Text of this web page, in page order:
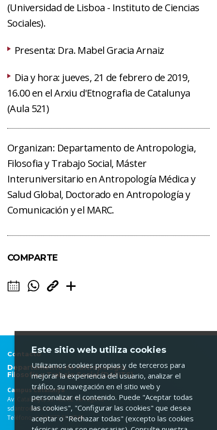
(Universidad de Lisboa - Instituto de Ciencias
Sociales).
Presenta: Dra. Mabel Gracia Arnaiz
Dia y hora: jueves, 21 de febrero de 2019,
16.00 en el Arxiu d'Etnografia de Catalunya
(Aula 521)
Organizan: Departamento de Antropologia,
Filosofia y Trabajo Social, Máster
Interuniversitario en Antropología Médica y
Salud Global, Doctorado en Antropología y
Comunicación y el MARC.
COMPARTE
Contacto
Departamento de Antropología,
Filosofía y Trabajo Social (DAFITS)
Campus Catalunya
Av. Catalunya, 35. 43002 Tarragona
sdantro@urv.cat
Teléfono: (+34) 977 559748
Este sitio web utiliza cookies
Utilizamos cookies propias y de terceros para
mejorar la experiencia del usuario, analizar el
tráfico, su navegación en el sitio web y
personalizar el contenido. Puede "Aceptar todas
las cookies", "Configurar las cookies" que desea
aceptar o "Rechazar todas" (excepto las cookies